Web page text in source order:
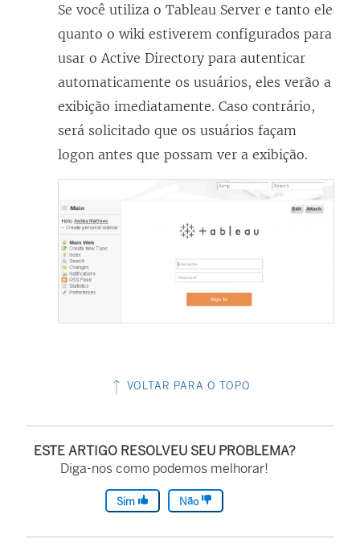
Se você utiliza o Tableau Server e tanto ele
quanto o wiki estiverem configurados para
usar o Active Directory para autenticar
automaticamente os usuários, eles verão a
exibição imediatamente. Caso contrário,
será solicitado que os usuários façam
logon antes que possam ver a exibição.
VOLTAR PARA O TOPO
ESTE ARTIGO RESOLVEU SEU PROBLEMA?
Diga-nos como podemos melhorar!
Sim Não